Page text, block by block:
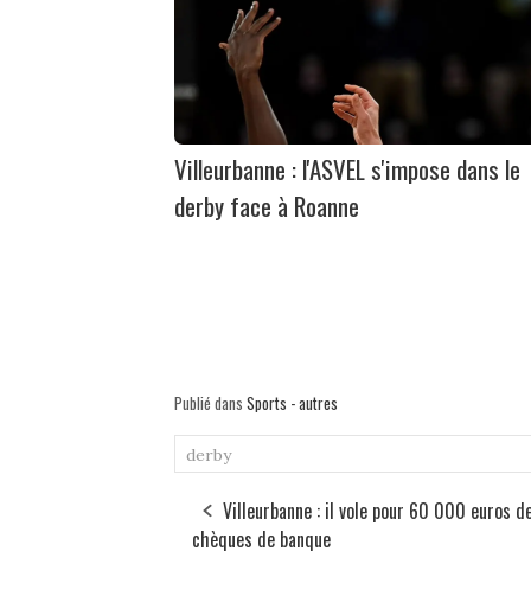
Villeurbanne : l'ASVEL s'impose dans le
derby face à Roanne
Publié dans Sports - autres
derby
Villeurbanne : il vole pour 60 000 euros
chèques de banque